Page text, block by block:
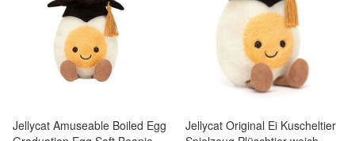
Jellycat Amuseable Boiled Egg
Jellycat Original Ei Kuscheltier